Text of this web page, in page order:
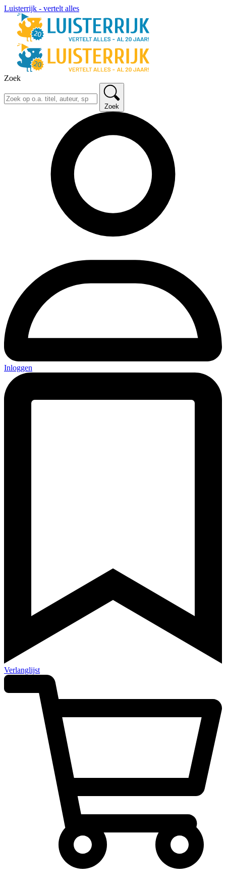
Luisterrijk - vertelt alles
Zoek
Zoek
Inloggen
Verlanglijst